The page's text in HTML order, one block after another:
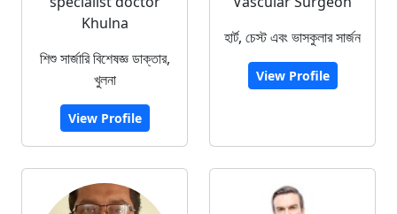
Khulna
শিশু সার্জারি বিশেষজ্ঞ ডাক্তার,
খুলনা
View Profile
হার্ট, চেস্ট এবং ভাসকুলার সার্জন
View Profile